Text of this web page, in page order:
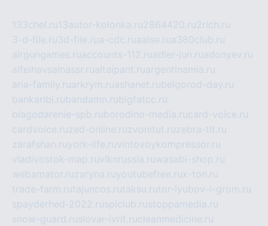
133chel.ru13autor-kolonka.ru2864420.ru2rich.ru
3-d-file.ru3d-file.rua-cdc.ruaalse.rua380club.ru
airgungames.ruaccounts-112.ruadler-jun.ruadonyev.ru
alfeihavsalnassr.rualtaipant.ruargentinamia.ru
aria-family.ruarkrym.ruashanet.rubelgorod-day.ru
bankaribi.rubandamn.rubigfatcc.ru
blagodarenie-spb.ruborodino-media.rucard-voice.ru
cardvoice.ruzed-online.ruzvonitut.ruzebra-tlt.ru
zarafshan.ruyork-life.ruvintovoykompressor.ru
vladivostok-map.ruvlknrussia.ruwasabi-shop.ru
webamator.ruzaryna.ruyoutubefree.rux-ton.ru
trade-farm.rutajuncos.rutaksu.rutor-lyubov-i-grom.ru
spayderhed-2022.rusplclub.rustoppamedia.ru
snow-guard.ruslovar-ivrit.rucleanmedicine.ru